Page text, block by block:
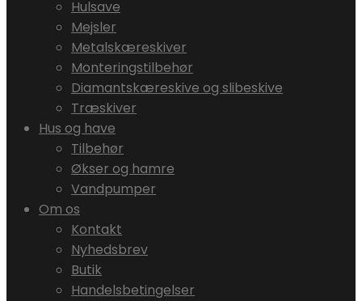
Hulsave
Mejsler
Metalskæreskiver
Monteringstilbehør
Diamantskæreskive og slibeskive
Træskiver
Hus og have
Tilbehør
Økser og hamre
Vandpumper
Om os
Kontakt
Nyhedsbrev
Butik
Handelsbetingelser